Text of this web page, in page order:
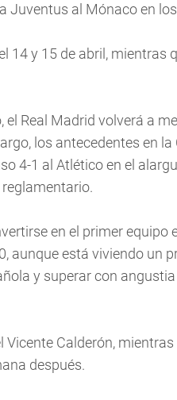
Juventus al Mónaco en
14 y 15 de abril, mientras
el Real Madrid volverá a
los antecedentes en
4-1 al Atlético en el
en el primer equipo
aunque está viviendo un
y superar con
Vicente Calderón,
después.